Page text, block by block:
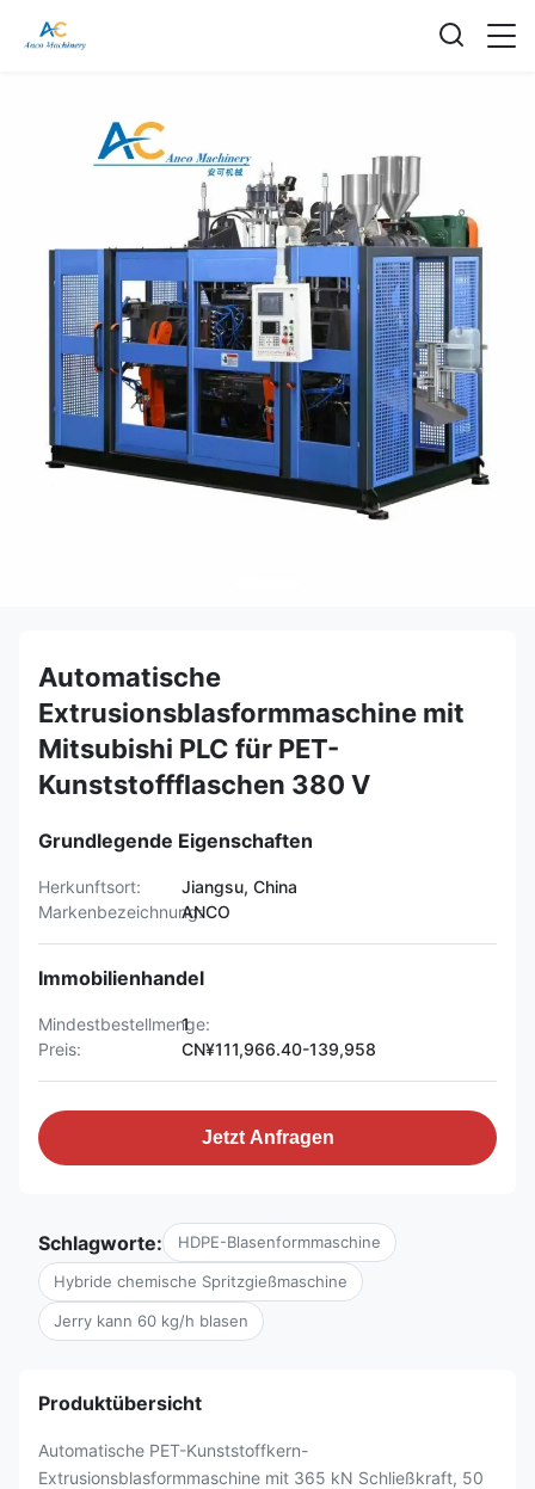
Automatische
Extrusionsblasformmaschine mit
Mitsubishi PLC für PET-
Kunststoffflaschen 380 V
Grundlegende Eigenschaften
Herkunftsort:
Jiangsu, China
Markenbezeichnung:ANCO
Immobilienhandel
Mindestbestellmenge:
1
Preis:
CN¥111,966.40-139,958
Jetzt Anfragen
Schlagworte: HDPE-Blasenformmaschine
Hybride chemische Spritzgießmaschine
Jerry kann 60 kg/h blasen
Produktübersicht
Automatische PET-Kunststoffkern-
Extrusionsblasformmaschine mit 365 kN Schließkraft, 50